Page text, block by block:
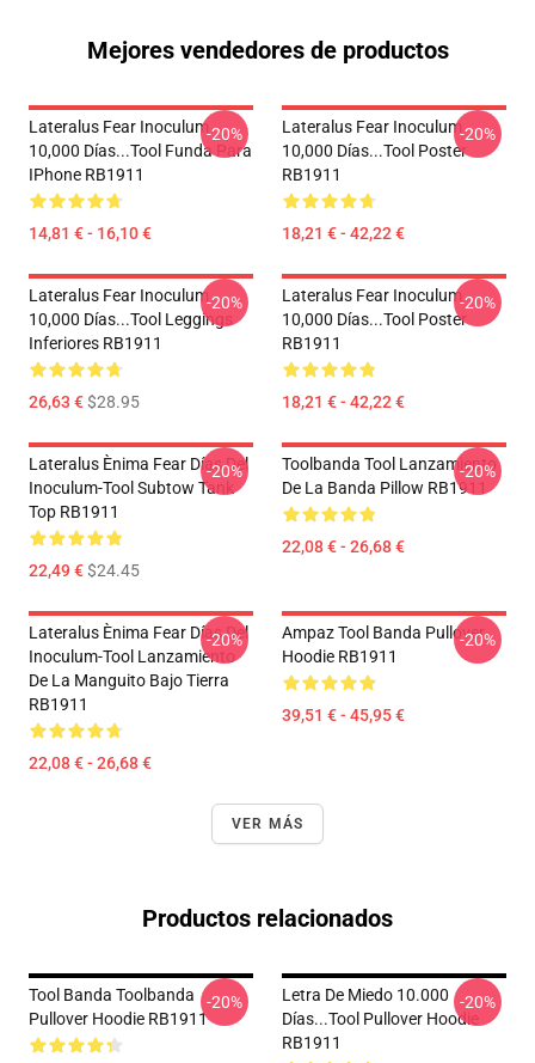
Mejores vendedores de productos
Lateralus Fear Inoculum
10,000 Días...tool Funda Para
IPhone RB1911
14,81 € - 16,10 €
-20%
Lateralus Fear Inoculum
10,000 Días...tool Poster
RB1911
18,21 € - 42,22 €
-20%
Lateralus Fear Inoculum
10,000 Días...tool Leggings
Inferiores RB1911
26,63 €$28.95
-20%
Lateralus Fear Inoculum
10,000 Días...tool Poster
RB1911
18,21 € - 42,22 €
-20%
Lateralus Ènima Fear Días Del
Inoculum-Tool Subtow Tank
Top RB1911
22,49 €$24.45
-20%
Toolbanda Tool Lanzamiento
De La Banda Pillow RB1911
22,08 € - 26,68 €
-20%
Lateralus Ènima Fear Días Del
Inoculum-Tool Lanzamiento
De La Manguito Bajo Tierra
RB1911
22,08 € - 26,68 €
-20%
Ampaz Tool Banda Pullover
Hoodie RB1911
39,51 € - 45,95 €
-20%
VER MÁS
Productos relacionados
Tool Banda Toolbanda
Pullover Hoodie RB1911
-20%
Letra De Miedo 10.000
Días...tool Pullover Hoodie
RB1911
-20%